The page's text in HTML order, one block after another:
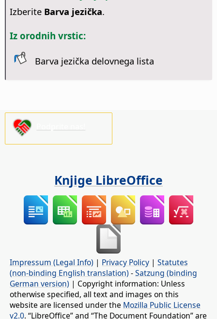
Izberite Barva jezička.
Iz orodnih vrstic:
Barva jezička delovnega lista
Knjige LibreOffice
Impressum (Legal Info) | Privacy Policy | Statutes
(non-binding English translation) -Satzung (binding
German version) | Copyright information: Unless
otherwise specified, all text and images on this
website are licensed under the Mozilla Public License
v2.0. “LibreOffice” and “The Document Foundation” are